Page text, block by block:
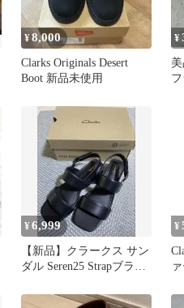
¥8,000
Clarks Originals Desert
Boot 新品未使用
¥
¥6,999
【新品】クラークス サン
ダル Seren25 Strapブラッ
¥